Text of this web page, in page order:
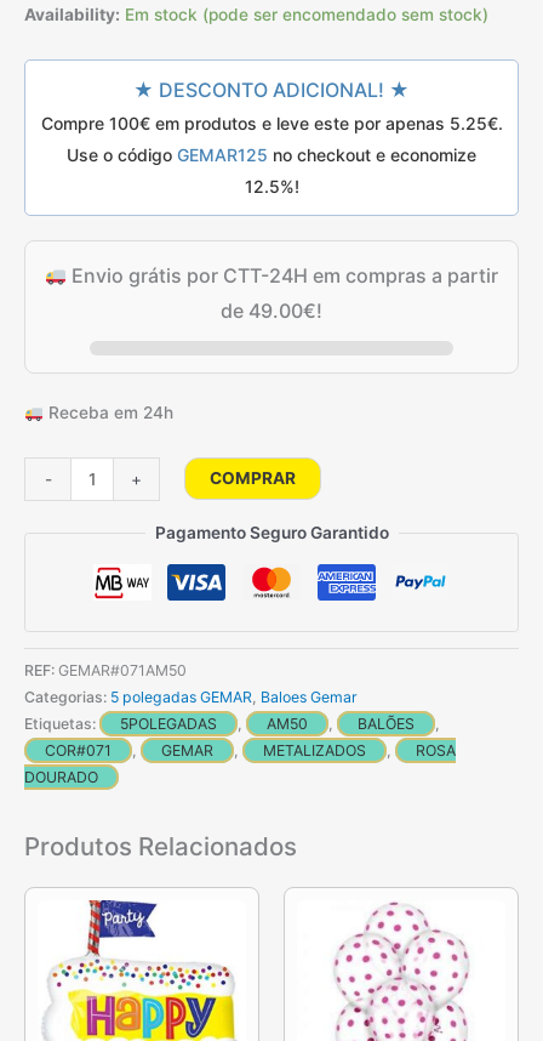
classificações
preço
original
era:
7.50€.
preço
atual
6.00€.
Availability: Em stock (pode ser encomendado sem stock)
★ DESCONTO ADICIONAL! ★
Compre 100€ em produtos e leve este por apenas 5.25€.
Use o código GEMAR125 no checkout e economize
12.5%!
Envio grátis por CTT-24H em compras a partir
de 49.00€!
Receba em 24h
-
Quantidade
de
100
pequenos
de
13
cm
+ COMPRAR
Pagamento Seguro Garantido
REF: GEMAR#071AM50
Categorias: 5 polegadas GEMAR Baloes Gemar
Etiquetas:
5POLEGADAS AM50 BALÕES
COR#071
GEMAR METALIZADOS
ROSA
DOURADO
Produtos Relacionados